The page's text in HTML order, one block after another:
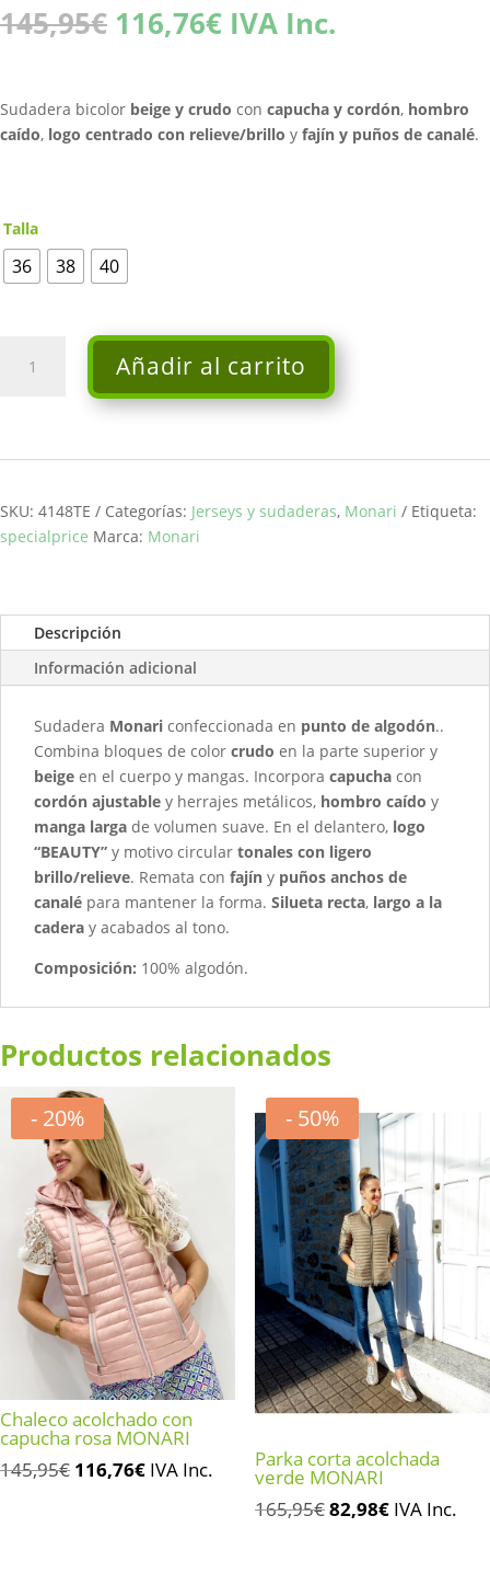
145,95€ El
precio
era:
145,95€.
116,76€El
precio
es:
116,76€.
IVA Inc.
Sudadera bicolor beige y crudo con capucha y cordón, hombro
caído, logo centrado con relieve/brillo y fajín y puños de canalé.
Talla
36 38 40
Añadir al carrito
SKU: 4148TE Categorías: Jerseys y sudaderas, Monari
Etiqueta:
specialprice Marca: Monari
Descripción
Información adicional
Sudadera Monari confeccionada en punto de algodón..
Combina bloques de color crudo en la parte superior y
beige en el cuerpo y mangas. Incorpora capucha con
cordón ajustable y herrajes metálicos, hombro caído y
manga larga de volumen suave. En el delantero, logo
“BEAUTY” y motivo circular tonales con ligero
brillo/relieve. Remata con fajín y puños anchos de
canalé para mantener la forma. Silueta recta, largo a la
cadera y acabados al tono.
Composición: 100% algodón.
Productos relacionados
- 20%
Chaleco acolchado con
capucha rosa MONARI
145,95€ El
116,76€ElIVA Inc.
- 50%
Parka corta acolchada
verde MONARI
165,95€El
82,98€ElIVA Inc.